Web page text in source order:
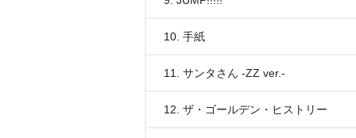
10. 手紙
11. サンタさん -ZZ ver.-
12. ザ・ゴールデン・ヒストリー